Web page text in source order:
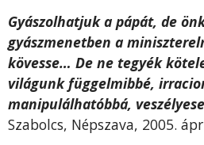
Gyászolhatjuk a pápát, de
gyászmenetben a
kövesse… De ne tegyék
világunk függelmibbé,
manipulálhatóbbá,
Szabolcs, Népszava, 2005.